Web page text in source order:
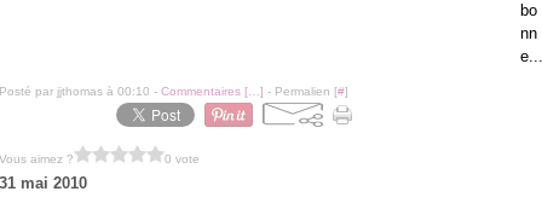
bo
nn
e...
Posté par jjthomas à 00:10 - Commentaires [ ] - Permalien [#]
Vous aimez ? 0 vote
31 mai 2010